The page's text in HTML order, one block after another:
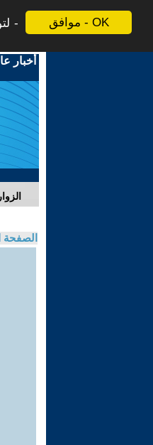
موافق - OK
أخبار
الزوار
الصفحة